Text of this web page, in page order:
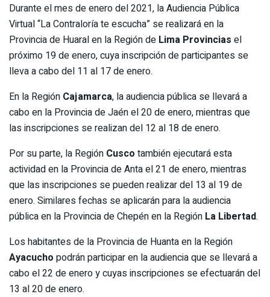
Durante el mes de enero del 2021, la Audiencia Pública
Virtual “La Contraloría te escucha” se realizará en la
Provincia de Huaral en la Región de Lima Provincias el
próximo 19 de enero, cuya inscripción de participantes se
lleva a cabo del 11 al 17 de enero.
En la Región Cajamarca, la audiencia pública se llevará a
cabo en la Provincia de Jaén el 20 de enero, mientras que
las inscripciones se realizan del 12 al 18 de enero.
Por su parte, la Región Cusco también ejecutará esta
actividad en la Provincia de Anta el 21 de enero, mientras
que las inscripciones se pueden realizar del 13 al 19 de
enero. Similares fechas se aplicarán para la audiencia
pública en la Provincia de Chepén en la Región La Libertad.
Los habitantes de la Provincia de Huanta en la Región
Ayacucho podrán participar en la audiencia que se llevará a
cabo el 22 de enero y cuyas inscripciones se efectuarán del
13 al 20 de enero.